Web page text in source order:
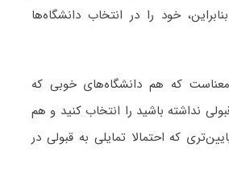
خود را در انتخاب دانشگاه‌ها
که هم دانشگاه‌های خوبی که
نداشته باشید را انتخاب کنید و هم
که احتمالا تمایلی به قبولی در